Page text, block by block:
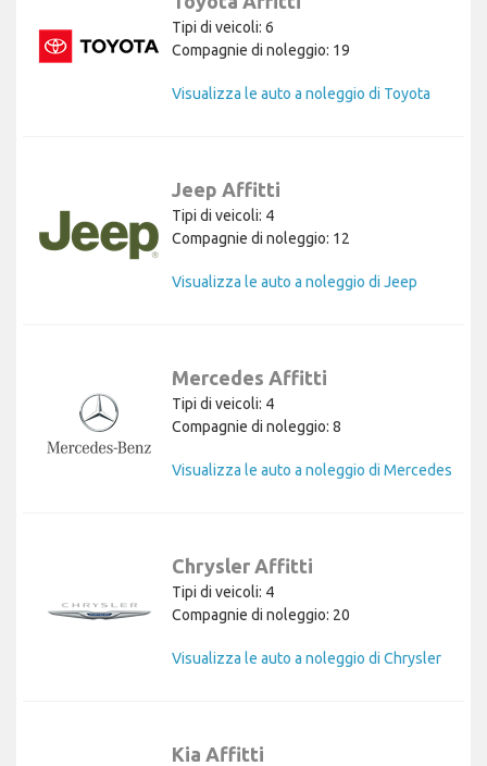
Tipi di veicoli: 6
Compagnie di noleggio: 19
Visualizza le auto a noleggio di Toyota
Jeep Affitti
Tipi di veicoli: 4
Compagnie di noleggio: 12
Visualizza le auto a noleggio di Jeep
Mercedes Affitti
Tipi di veicoli: 4
Compagnie di noleggio: 8
Visualizza le auto a noleggio di Mercedes
Chrysler Affitti
Tipi di veicoli: 4
Compagnie di noleggio: 20
Visualizza le auto a noleggio di Chrysler
Kia Affitti